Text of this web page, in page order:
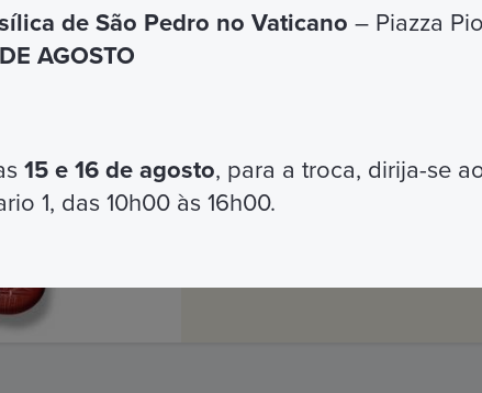
cidade.
Será possível atravessar
Venha conosco! vamos
de São Pedro no Vaticano – Piazza
AGOSTO
15 e 16 de agosto, para a troca, dirija-se
1, das 10h00 às 16h00.